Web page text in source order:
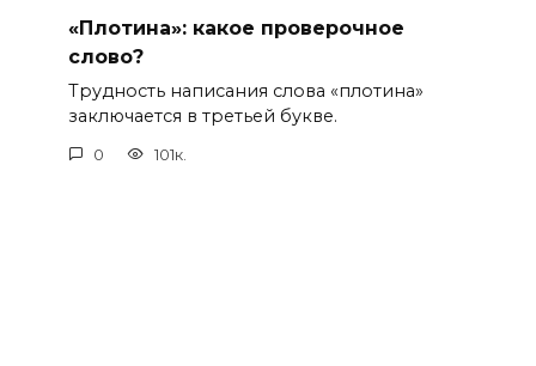
«Плотина»: какое проверочное
слово?
Трудность написания слова «плотина»
заключается в третьей букве.
0 101к.